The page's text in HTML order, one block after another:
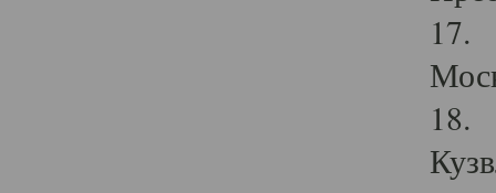
17.
18.